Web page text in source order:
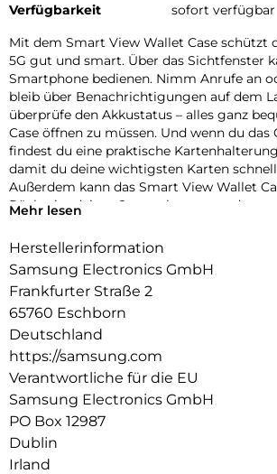
Verfügbarkeit
sofort verfügbar
Mit dem Smart View Wallet Case schützt
5G gut und smart. Über das Sichtfenster
Smartphone bedienen. Nimm Anrufe an
bleib über Benachrichtigungen auf dem
überprüfe den Akkustatus – alles ganz
Case öffnen zu müssen. Und wenn du das
findest du eine praktische
damit du deine wichtigsten Karten
Außerdem kann das Smart View Wallet
Rückseite deines Smartphones, sondern
Mehr lesen
Herstellerinformation
Samsung Electronics GmbH
Frankfurter Straße 2
65760 Eschborn
Deutschland
https://samsung.com
Verantwortliche für die EU
Samsung Electronics GmbH
PO Box 12987
Dublin
Irland